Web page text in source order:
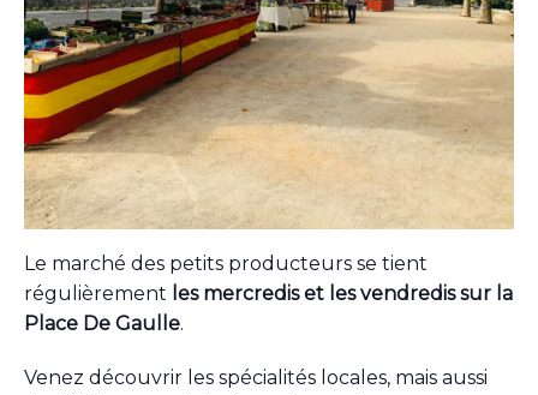
Le marché des petits producteurs se tient
régulièrement les mercredis et les vendredis sur la
Place De Gaulle.
Venez découvrir les spécialités locales, mais aussi